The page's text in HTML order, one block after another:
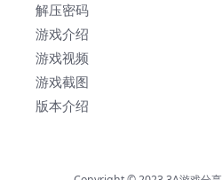
解压密码
游戏介绍
游戏视频
游戏截图
版本介绍